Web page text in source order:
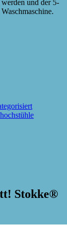
und der 5-
Stokke®